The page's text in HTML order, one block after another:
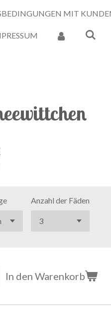
MIT
Anzahl der Fäden
In den Warenkorb